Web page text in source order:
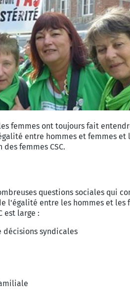
femmes ont toujours fait
entre hommes et femmes et
femmes CSC.
questions sociales qui
l'égalité entre les hommes et les
est large :
décisions syndicales